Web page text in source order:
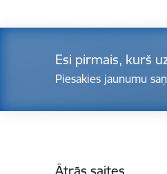
Esi pirmais, kurš
Piesakies jaunumu
Ātrās saites